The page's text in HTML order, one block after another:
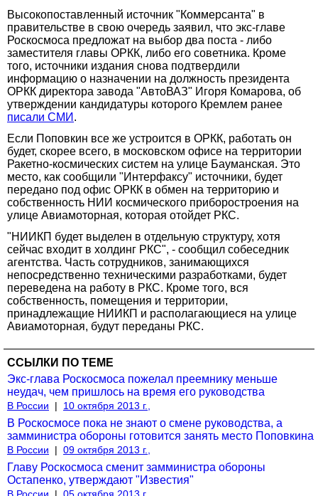
Высокопоставленный источник "Коммерсанта" в
правительстве в свою очередь заявил, что экс-главе
Роскосмоса предложат на выбор два поста - либо
заместителя главы ОРКК, либо его советника. Кроме
того, источники издания снова подтвердили
информацию о назначении на должность президента
ОРКК директора завода "АвтоВАЗ" Игоря Комарова, об
утверждении кандидатуры которого Кремлем ранее
писали СМИ .
Если Поповкин все же устроится в ОРКК, работать он
будет, скорее всего, в московском офисе на территории
Ракетно-космических систем на улице Бауманская. Это
место, как сообщили "Интерфаксу" источники, будет
передано под офис ОРКК в обмен на территорию и
собственность НИИ космического приборостроения на
улице Авиамоторная, которая отойдет РКС.
"НИИКП будет выделен в отдельную структуру, хотя
сейчас входит в холдинг РКС", - сообщил собеседник
агентства. Часть сотрудников, занимающихся
непосредственно техническими разработками, будет
переведена на работу в РКС. Кроме того, вся
собственность, помещения и территории,
принадлежащие НИИКП и располагающиеся на улице
Авиамоторная, будут переданы РКС.
ССЫЛКИ ПО ТЕМЕ
Экс-глава Роскосмоса пожелал преемнику меньше
неудач, чем пришлось на время его руководства
В России | 10 октября 2013 г.,
В Роскосмосе пока не знают о смене руководства, а
замминистра обороны готовится занять место Поповкина
В России | 09 октября 2013 г.,
Главу Роскосмоса сменит замминистра обороны
Остапенко, утверждают "Известия"
В России | 05 октября 2013 г.,